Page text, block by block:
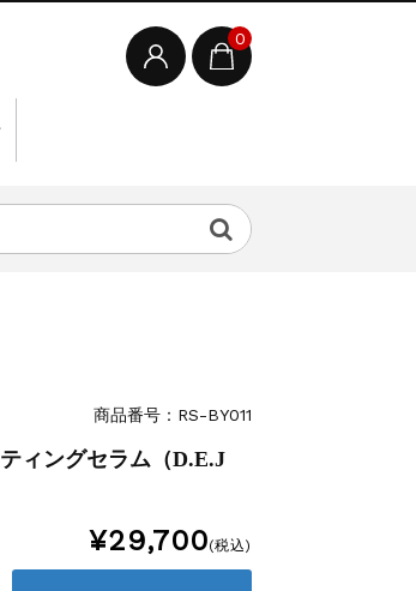
0
商品番号：RS-BY011
ィングセラム（D.E.J
¥29,700(税込)